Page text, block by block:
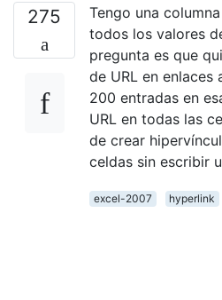
275
Tengo una
todos los valores
pregunta es que
de URL en
200 entradas en
URL en todas las
de crear
celdas sin escribir
excel-2007
hyperlink